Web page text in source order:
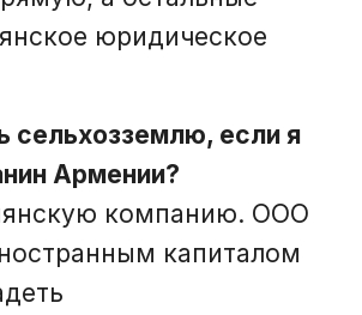
юридическое
сельхозземлю, если я
Армении?
компанию. ООО
капиталом